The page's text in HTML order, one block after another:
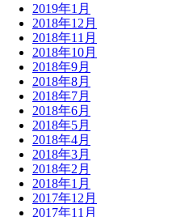
2019年1月
2018年12月
2018年11月
2018年10月
2018年9月
2018年8月
2018年7月
2018年6月
2018年5月
2018年4月
2018年3月
2018年2月
2018年1月
2017年12月
2017年11月